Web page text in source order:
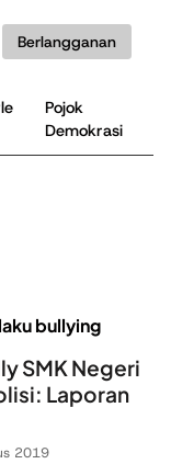
Berlangganan
Pojok
Demokrasi
bullying
SMK Negeri
Laporan
2019